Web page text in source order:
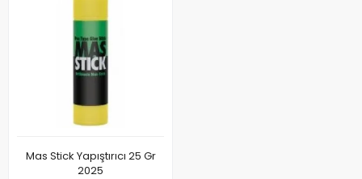
Mas Stick Yapıştırıcı 25 Gr
2025